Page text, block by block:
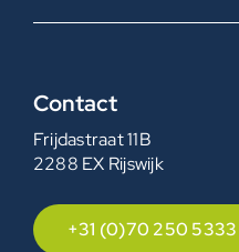
Contact
Frijdastraat 11B
2288 EX Rijswijk
+31 (0)70 250 5333